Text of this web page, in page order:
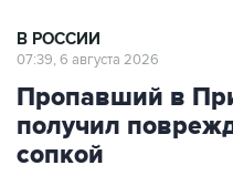
В РОССИИ
07:39, 6 августа 2026
Пропавший в
получил
сопкой